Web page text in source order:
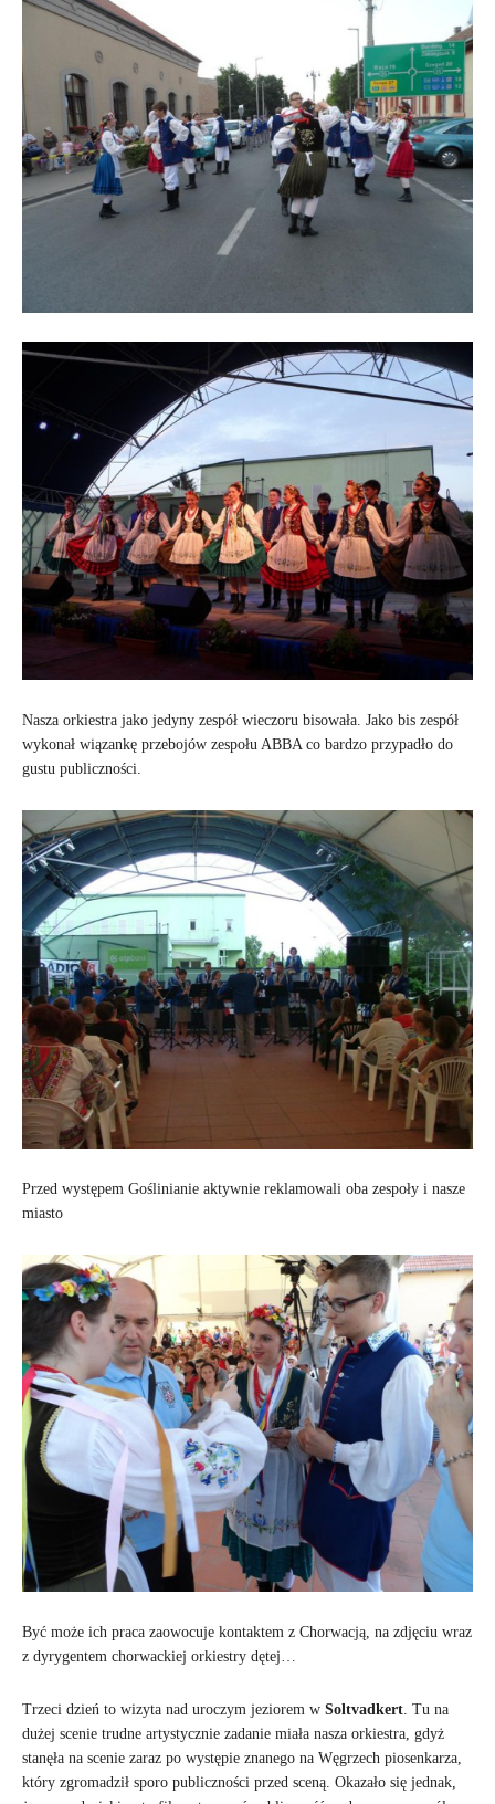
Nasza orkiestra jako jedyny zespół wieczoru bisowała. Jako bis zespół
wykonał wiązankę przebojów zespołu ABBA co bardzo przypadło do
gustu publiczności.
Przed występem Goślinianie aktywnie reklamowali oba zespoły i nasze
miasto
Być może ich praca zaowocuje kontaktem z Chorwacją, na zdjęciu wraz
z dyrygentem chorwackiej orkiestry dętej…
Trzeci dzień to wizyta nad uroczym jeziorem w Soltvadkert. Tu na
dużej scenie trudne artystycznie zadanie miała nasza orkiestra, gdyż
stanęła na scenie zaraz po występie znanego na Węgrzech piosenkarza,
który zgromadził sporo publiczności przed sceną. Okazało się jednak,